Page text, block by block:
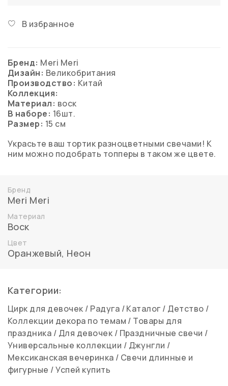
В избранное
Бренд: Meri Meri
Дизайн: Великобритания
Производство: Китай
Коллекция:
Материал: воск
В наборе: 16шт.
Размер: 15 см
Украсьте ваш тортик разноцветными свечами! К
ним можно подобрать топперы в таком же цвете.
Бренд
Meri Meri
Материал
Воск
Цвет
Оранжевый, Неон
Категории:
Цирк для девочек / Радуга /Каталог / Детство /
Коллекции декора по темам / Товары для
праздника / Для девочек / Праздничные свечи /
Универсальные коллекции / Джунгли /
Мексиканская вечеринка / Свечи длинные и
фигурные /Успей купить